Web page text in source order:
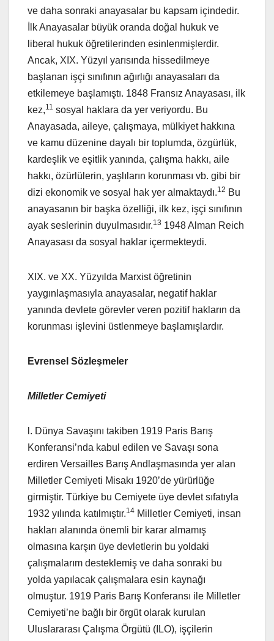
ve daha sonraki anayasalar bu kapsam içindedir.
İlk Anayasalar büyük oranda doğal hukuk ve
liberal hukuk öğretilerinden esinlenmişlerdir.
Ancak, XIX. Yüzyıl yarısında hissedilmeye
başlanan işçi sınıfının ağırlığı anayasaları da
etkilemeye başlamıştı. 1848 Fransız Anayasası, ilk
kez,11 sosyal haklara da yer veriyordu. Bu
Anayasada, aileye, çalışmaya, mülkiyet hakkına
ve kamu düzenine dayalı bir toplumda, özgürlük,
kardeşlik ve eşitlik yanında, çalışma hakkı, aile
hakkı, özürlülerin, yaşlıların korunması vb. gibi bir
dizi ekonomik ve sosyal hak yer almaktaydı.12 Bu
anayasanın bir başka özelliği, ilk kez, işçi sınıfının
ayak seslerinin duyulmasıdır.13 1948 Alman Reich
Anayasası da sosyal haklar içermekteydi.
XIX. ve XX. Yüzyılda Marxist öğretinin
yaygınlaşmasıyla anayasalar, negatif haklar
yanında devlete görevler veren pozitif hakların da
korunması işlevini üstlenmeye başlamışlardır.
Evrensel Sözleşmeler
Milletler Cemiyeti
l. Dünya Savaşını takiben 1919 Paris Barış
Konferansi’nda kabul edilen ve Savaşı sona
erdiren Versailles Barış Andlaşmasında yer alan
Milletler Cemiyeti Misakı 1920’de yürürlüğe
girmiştir. Türkiye bu Cemiyete üye devlet sıfatıyla
1932 yılında katılmıştır.14 Milletler Cemiyeti, insan
hakları alanında önemli bir karar almamış
olmasına karşın üye devletlerin bu yoldaki
çalışmalarım desteklemiş ve daha sonraki bu
yolda yapılacak çalışmalara esin kaynağı
olmuştur. 1919 Paris Barış Konferansı ile Milletler
Cemiyeti’ne bağlı bir örgüt olarak kurulan
Uluslararası Çalışma Örgütü (ILO), işçilerin